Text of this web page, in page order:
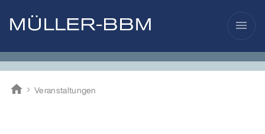
menu
home
Müller-BBMVeranstaltungen